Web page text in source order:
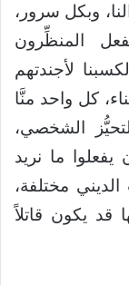
وبكل سرور،
المنظِّرون
لأجندتهم
كل واحد منَّا
الشخصي،
يفعلوا ما نريد
مختلفة،
قد يكون قاتلاً